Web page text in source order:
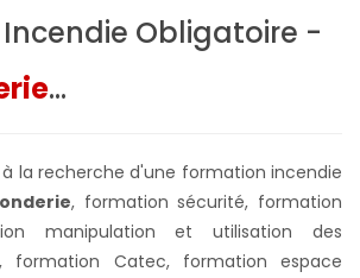
Obligatoire -
...
à la recherche d'une formation incendie
, formation sécurité, formation
manipulation et utilisation des
formation Catec, formation espace